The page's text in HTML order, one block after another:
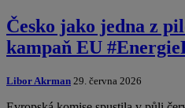
Česko jako jedna z
kampaň EU
Libor Akrman 29. června 2026